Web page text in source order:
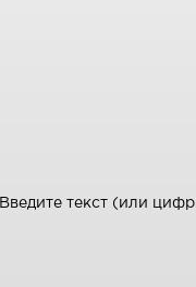
Введите текст (или